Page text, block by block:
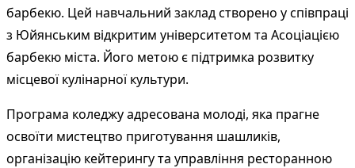
барбекю. Цей навчальний заклад створено у співпраці
з Юйянським відкритим університетом та Асоціацією
барбекю міста. Його метою є підтримка розвитку
місцевої кулінарної культури.
Програма коледжу адресована молоді, яка прагне
освоїти мистецтво приготування шашликів,
організацію кейтерингу та управління ресторанною